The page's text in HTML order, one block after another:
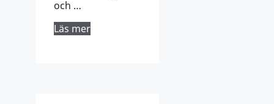
och …
Läs mer